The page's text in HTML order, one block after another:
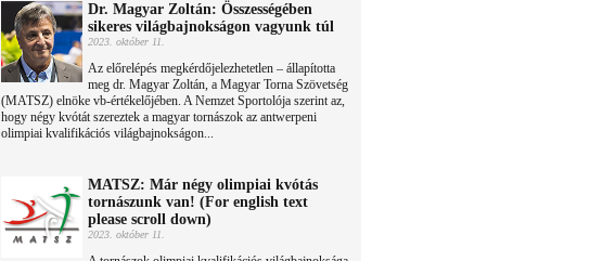
Dr. Magyar Zoltán: Összességében
sikeres világbajnokságon vagyunk túl
2023. október 11.
Az előrelépés megkérdőjelezhetetlen – állapította
meg dr. Magyar Zoltán, a Magyar Torna Szövetség
(MATSZ) elnöke vb-értékelőjében. A Nemzet Sportolója szerint az,
hogy négy kvótát szereztek a magyar tornászok az antwerpeni
olimpiai kvalifikációs világbajnokságon...
MATSZ: Már négy olimpiai kvótás
tornászunk van! (For english text
please scroll down)
2023. október 11.